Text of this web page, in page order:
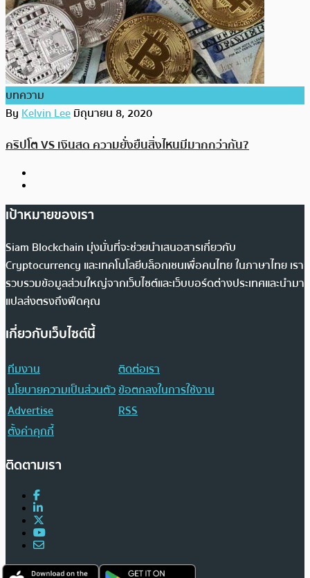
บทความ
ByKelvin Leeมิถุนายน 8, 2020
คริปโต VS เงินสด ความยั่งยืนสิ่งไหนมีมากกว่ากัน?
เป้าหมายของเรา
Siam Blockchain มุ่งมั่นที่จะช่วยนำเสนอสารเกี่ยวกับ
Cryptocurrency และเทคโนโลยีบล็อกเชนเพื่อคนไทย ในภาษาไทย เรา
รวบรวมข้อมูลส่วนใหญ่จากเว็บไซต์และเว็บบอร์ดต่างประเทศและนำมา
แปลส่งตรงถึงฟีดคุณ
เกี่ยวกับเว็บไซต์นี้
ทีมงาน
ติดต่อเรา
นโยบายความเป็นส่วนตัวข้อตกลงในการใช้งาน
Advertise
RSS
ตั้งค่าคุกกี้
ติดตามเรา